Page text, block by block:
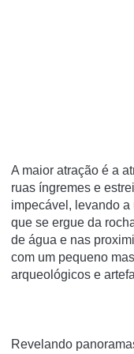
A maior atração é a
ruas íngremes e
impecável, levando a
que se ergue da
de água e nas
com um pequeno
arqueológicos e
Revelando